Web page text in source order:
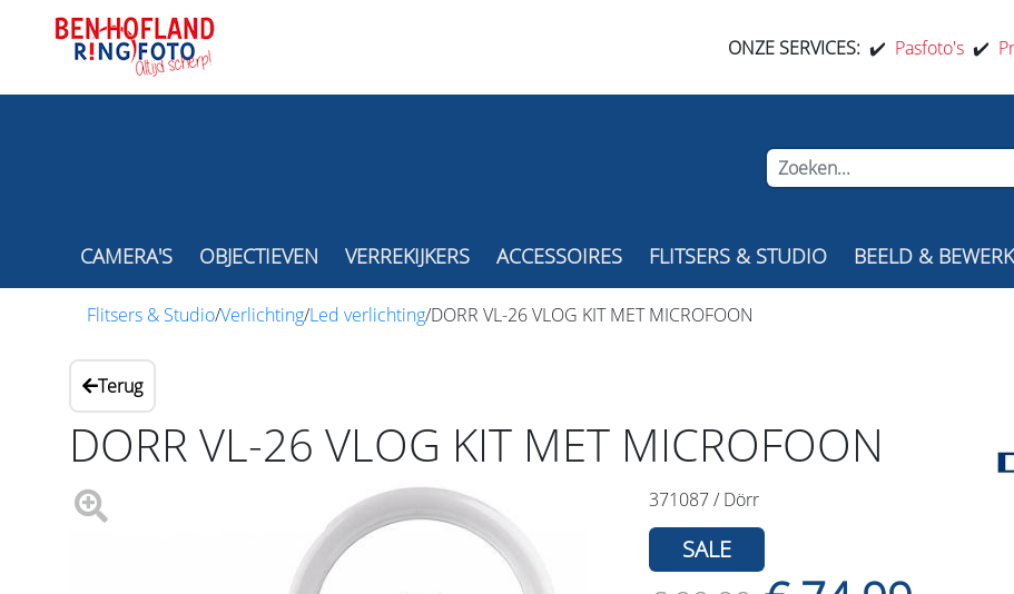
ONZE SERVICES: ✔️ Pasfoto's ✔️
CAMERA'S OBJECTIEVEN VERREKIJKERS ACCESSOIRES FLITSERS & STUDIO BEELD &
Flitsers & Studio/Verlichting/Led verlichting/DORR VL-26 VLOG KIT MET MICROFOON
Terug
DORR VL-26 VLOG KIT MET MICROFOON
371087 / Dörr
SALE